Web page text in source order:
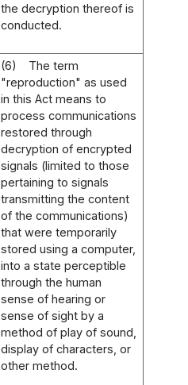
the decryption thereof is
conducted.
(6)
The term
"reproduction" as used
in this Act means to
process communications
restored through
decryption of encrypted
signals (limited to those
pertaining to signals
transmitting the content
of the communications)
that were temporarily
stored using a computer,
into a state perceptible
through the human
sense of hearing or
sense of sight by a
method of play of sound,
display of characters, or
other method.